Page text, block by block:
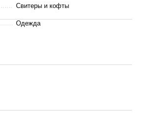
Свитеры и кофты
Одежда